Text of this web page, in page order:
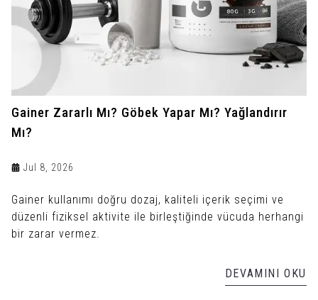
Gainer Zararlı Mı? Göbek Yapar Mı? Yağlandırır
Mı?
Jul 8, 2026
Gainer kullanımı doğru dozaj, kaliteli içerik seçimi ve
düzenli fiziksel aktivite ile birleştiğinde vücuda herhangi
bir zarar vermez.
DEVAMINI OKU